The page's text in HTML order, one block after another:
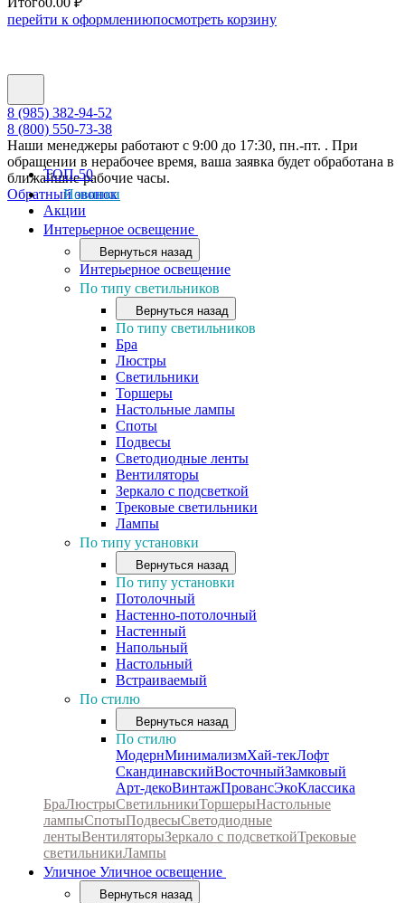
перейти к оформлениюпосмотреть корзину
8 (985) 382-94-52
8 (800) 550-73-38
Наши менеджеры работают с 9:00 до 17:30, пн.-пт. . При
обращении в нерабочее время, ваша заявка будет обработана в
ближайшие рабочие часы.
Обратный звонок
ТОП-50
Новинки
Акции
Интерьерное освещение
Вернуться назад
Интерьерное освещение
По типу светильников
Вернуться назад
По типу светильников
Бра
Люстры
Светильники
Торшеры
Настольные лампы
Споты
Подвесы
Светодиодные ленты
Вентиляторы
Зеркало с подсветкой
Трековые светильники
Лампы
По типу установки
Вернуться назад
По типу установки
Потолочный
Настенно-потолочный
Настенный
Напольный
Настольный
Встраиваемый
По стилю
Вернуться назад
По стилю
МодернМинимализмХай-текЛофт
СкандинавскийВосточныйЗамковый
Арт-декоВинтажПровансЭкоКлассика
БраЛюстрыСветильникиТоршерыНастольные
лампыСпотыПодвесыСветодиодные
лентыВентиляторыЗеркало с подсветкойТрековые
светильникиЛампы
Уличное Уличное освещение
Вернуться назад